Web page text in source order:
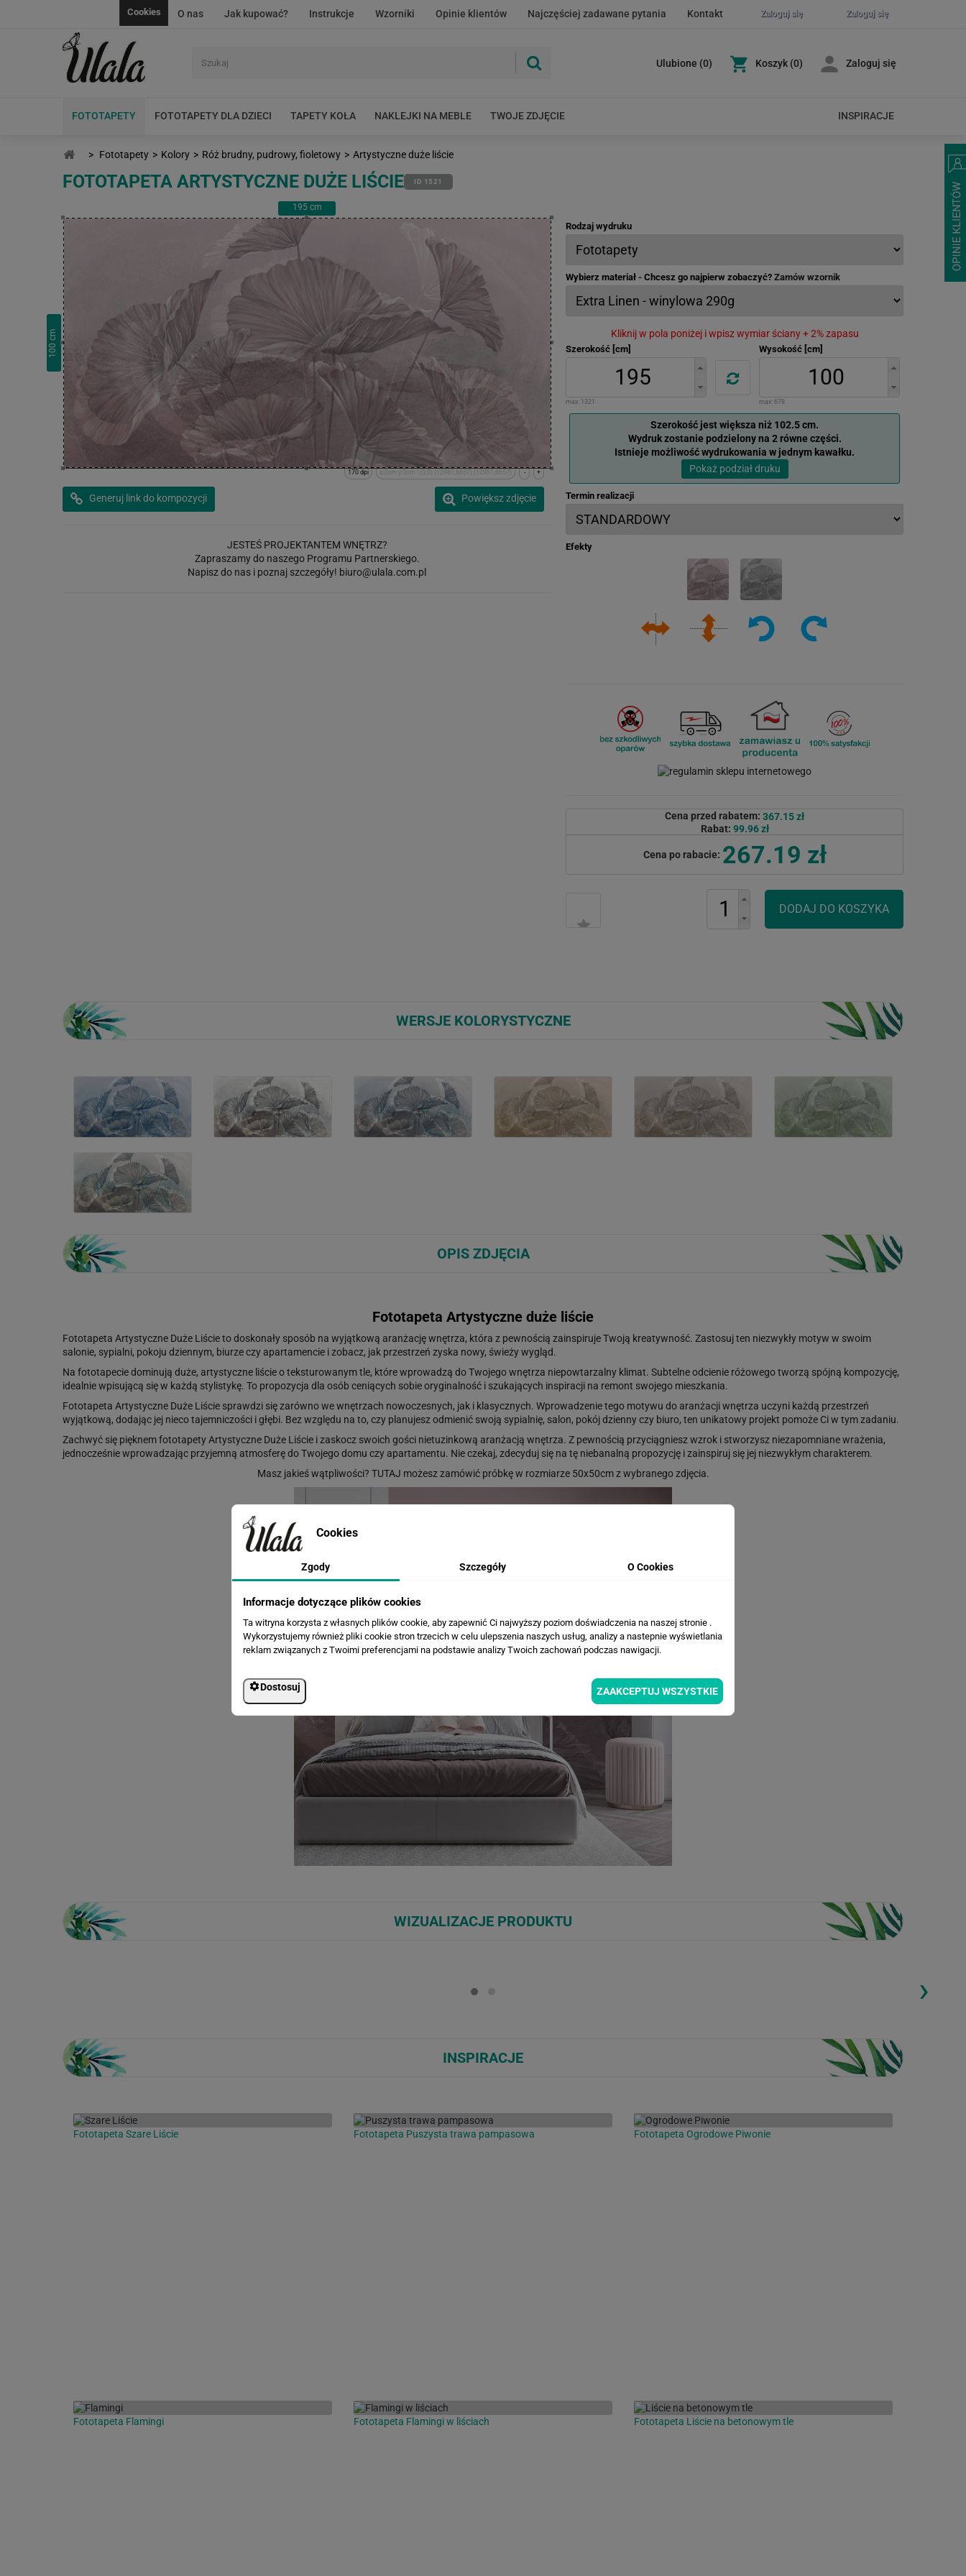
Zaloguj się
Zaloguj się
O nas Jak kupować? Instrukcje Wzorniki Opinie klientów Najczęściej zadawane pytania Kontakt
Cookies
Ulubione (0) Koszyk (0) Zaloguj się
FOTOTAPETY FOTOTAPETY DLA DZIECI TAPETY KOŁA NAKLEJKI NA MEBLE TWOJE ZDJĘCIE INSPIRACJE
> Fototapety > Kolory > Róż brudny, pudrowy, fioletowy > Artystyczne duże liście
FOTOTAPETA ARTYSTYCZNE DUŻE LIŚCIE ID 1521
195cm
100
cm
+
-
x:0cm y:0cm | (0,0) (12981,6657) (12981,6657)
170 dpi
Powiększ zdjęcie
Generuj link do kompozycji
JESTEŚ PROJEKTANTEM WNĘTRZ?
Zapraszamy do naszego Programu Partnerskiego.
Napisz do nas i poznaj szczegóły! biuro@ulala.com.pl
Rodzaj wydruku
Wybierz materiał - Chcesz go najpierw zobaczyć? Zamów wzornik
Kliknij w pola poniżej i wpisz wymiar ściany + 2% zapasu
Szerokość [cm]
max: 1321
Wysokość [cm]
max: 678
Szerokość jest większa niż 102.5 cm.
Wydruk zostanie podzielony na 2 równe części.
Istnieje możliwość wydrukowania w jednym kawałku.
Pokaż podział druku
Termin realizacji
Efekty
Cena przed rabatem: 367.15 zł
Rabat: 99.96 zł
Cena po rabacie: 267.19 zł
WERSJE KOLORYSTYCZNE
OPIS ZDJĘCIA
Fototapeta Artystyczne duże liście
Fototapeta Artystyczne Duże Liście to doskonały sposób na wyjątkową aranżację wnętrza, która z pewnością zainspiruje Twoją kreatywność. Zastosuj ten niezwykły motyw w swoim
salonie, sypialni, pokoju dziennym, biurze czy apartamencie i zobacz, jak przestrzeń zyska nowy, świeży wygląd.
Na fototapecie dominują duże, artystyczne liście o teksturowanym tle, które wprowadzą do Twojego wnętrza niepowtarzalny klimat. Subtelne odcienie różowego tworzą spójną kompozycję,
idealnie wpisującą się w każdą stylistykę. To propozycja dla osób ceniących sobie oryginalność i szukających inspiracji na remont swojego mieszkania.
Fototapeta Artystyczne Duże Liście sprawdzi się zarówno we wnętrzach nowoczesnych, jak i klasycznych. Wprowadzenie tego motywu do aranżacji wnętrza uczyni każdą przestrzeń
wyjątkową, dodając jej nieco tajemniczości i głębi. Bez względu na to, czy planujesz odmienić swoją sypialnię, salon, pokój dzienny czy biuro, ten unikatowy projekt pomoże Ci w tym zadaniu.
Zachwyć się pięknem fototapety Artystyczne Duże Liście i zaskocz swoich gości nietuzinkową aranżacją wnętrza. Z pewnością przyciągniesz wzrok i stworzysz niezapomniane wrażenia,
jednocześnie wprowadzając przyjemną atmosferę do Twojego domu czy apartamentu. Nie czekaj, zdecyduj się na tę niebanalną propozycję i zainspiruj się jej niezwykłym charakterem.
Masz jakieś wątpliwości? TUTAJ możesz zamówić próbkę w rozmiarze 50x50cm z wybranego zdjęcia.
WIZUALIZACJE PRODUKTU
Loading...
›
INSPIRACJE
Fototapeta Szare Liście Fototapeta Puszysta trawa pampasowa Fototapeta Ogrodowe Piwonie
Fototapeta Flamingi Fototapeta Flamingi w liściach Fototapeta Liście na betonowym tle
Cookies
Zgody Szczegóły O Cookies
Informacje dotyczące plików cookies
Ta witryna korzysta z własnych plików cookie, aby zapewnić Ci najwyższy poziom doświadczenia na naszej stronie .
Wykorzystujemy również pliki cookie stron trzecich w celu ulepszenia naszych usług, analizy a nastepnie wyświetlania
reklam związanych z Twoimi preferencjami na podstawie analizy Twoich zachowań podczas nawigacji.
Dostosuj ZAAKCEPTUJ WSZYSTKIE